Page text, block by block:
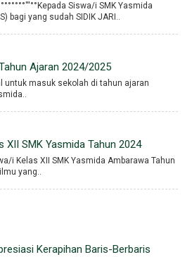
Siswa/i SMK Yasmida
bagi yang sudah SIDIK JARI..
Ajaran 2024/2025
untuk masuk sekolah di tahun ajaran
XII SMK Yasmida Tahun 2024
i Kelas XII SMK Yasmida Ambarawa Tahun
yang..
Kerapihan Baris-Berbaris